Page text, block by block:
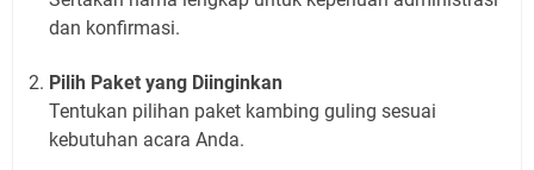
dan konfirmasi.
Pilih Paket yang Diinginkan
Tentukan pilihan paket kambing guling sesuai
kebutuhan acara Anda.